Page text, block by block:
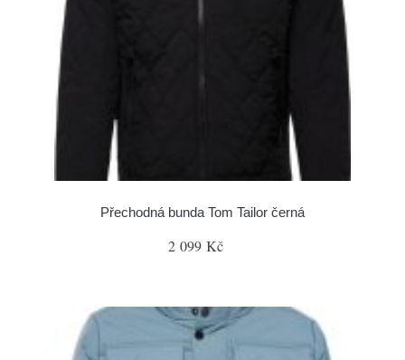
Přechodná bunda Tom Tailor černá
2 099 Kč